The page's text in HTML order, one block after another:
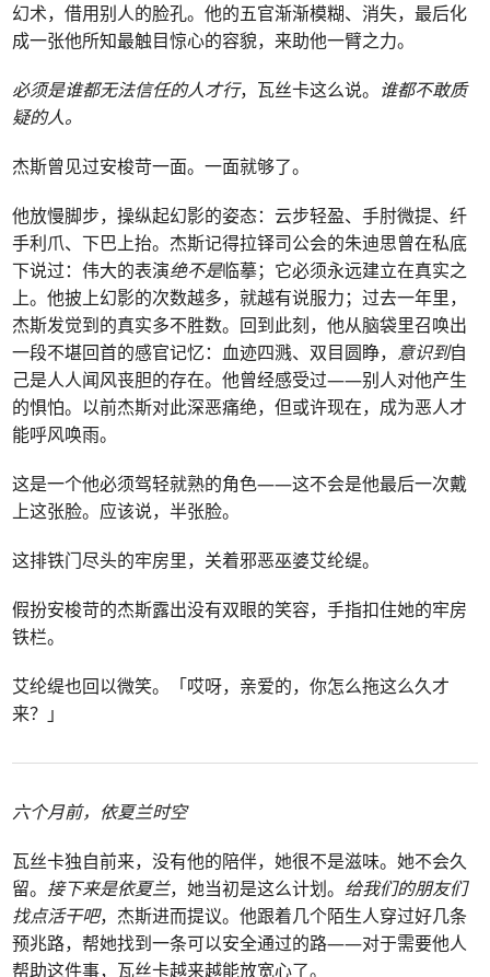
幻术，借用别人的脸孔。他的五官渐渐模糊、消失，最后化
成一张他所知最触目惊心的容貌，来助他一臂之力。
必须是谁都无法信任的人才行，瓦丝卡这么说。 谁都不敢质
疑的人。
杰斯曾见过安梭苛一面。一面就够了。
他放慢脚步，操纵起幻影的姿态：云步轻盈、手肘微提、纤
手利爪、下巴上抬。杰斯记得拉铎司公会的朱迪思曾在私底
下说过：伟大的表演绝不是临摹；它必须永远建立在真实之
上。他披上幻影的次数越多，就越有说服力；过去一年里，
杰斯发觉到的真实多不胜数。回到此刻，他从脑袋里召唤出
一段不堪回首的感官记忆：血迹四溅、双目圆睁， 意识到自
己是人人闻风丧胆的存在。他曾经感受过——别人对他产生
的惧怕。以前杰斯对此深恶痛绝，但或许现在，成为恶人才
能呼风唤雨。
这是一个他必须驾轻就熟的角色——这不会是他最后一次戴
上这张脸。应该说，半张脸。
这排铁门尽头的牢房里，关着邪恶巫婆艾纶缇。
假扮安梭苛的杰斯露出没有双眼的笑容，手指扣住她的牢房
铁栏。
艾纶缇也回以微笑。「哎呀，亲爱的，你怎么拖这么久才
来？」
六个月前，依夏兰时空
瓦丝卡独自前来，没有他的陪伴，她很不是滋味。她不会久
留。 接下来是依夏兰，她当初是这么计划。给我们的朋友们
找点活干吧，杰斯进而提议。他跟着几个陌生人穿过好几条
预兆路，帮她找到一条可以安全通过的路——对于需要他人
帮助这件事，瓦丝卡越来越能放宽心了。